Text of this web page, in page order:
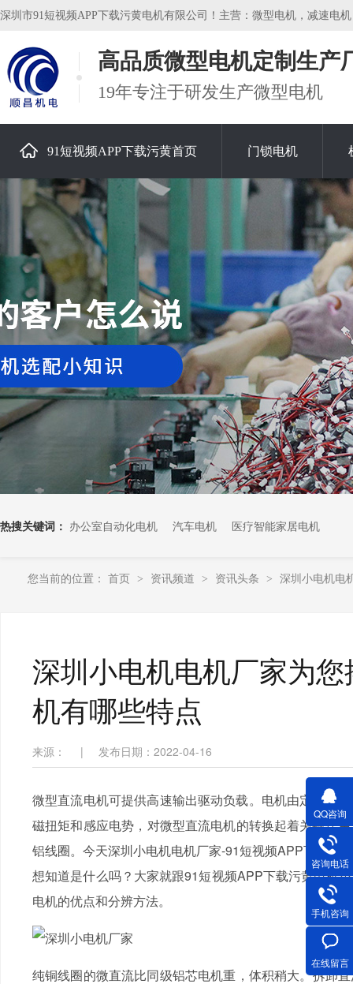
深圳市91短视频APP下载污黄电机有限公司！主营：微型电机，减速电机
高品质微型电机定制生产
19年专注于研发生产微型电机
91短视频APP下载污黄首页 门锁电机
关于91短视频APP下载污黄
热搜关键词： 办公室自动化电机 汽车电机 医疗智能家居电机
您当前的位置： 首页 > 资讯频道 > 资讯头条 > 深圳小电机电
深圳小电机电机厂家为
机有哪些特点
来源： | 发布日期：2022-04-16
微型直流电机可提供高速输出驱动负载。电机由定子和
磁扭矩和感应电势，对微型直流电机的转换起着关键作用
铝线圈。今天深圳小电机电机厂家-91短视频APP下载污
想知道是什么吗？大家就跟91短视频APP下载污黄电机
电机的优点和分辨方法。
纯铜线圈的微直流比同级铝芯电机重，体积稍大。拆卸
QQ咨询
咨询电话
手机咨询
在线留言